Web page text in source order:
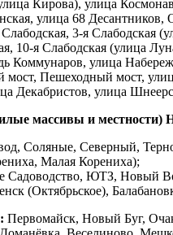
Кирова), улица
улица 68
3-я Слабодская
10-я Слабодская (улица
улица
мост, Пешеходный мост,
Декабристов, улица
массивы и местности)
Соляные, Северный,
Малая Корениха);
Садоводство, ЮТЗ, Новый
(Октябрьское),
Первомайск, Новый Буг,